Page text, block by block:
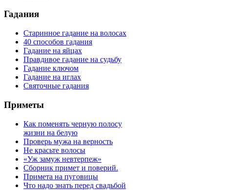
Гадания
Старинное гадание на волосах
40 способов гадания
Гадание на яйцах
Правдивое гадание на судьбу
Гадание ключом
Гадание на иглах
Святочные гадания
Приметы
Как поменять черную полосу
жизни на белую
Проверь мужа на верность
Не красьте волосы
«Уж замуж невтерпеж»
Сборник примет и поверий.
Примета на пуговицы
Что надо знать перед свадьбой